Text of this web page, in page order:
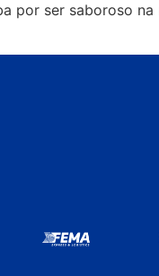
por ser saboroso